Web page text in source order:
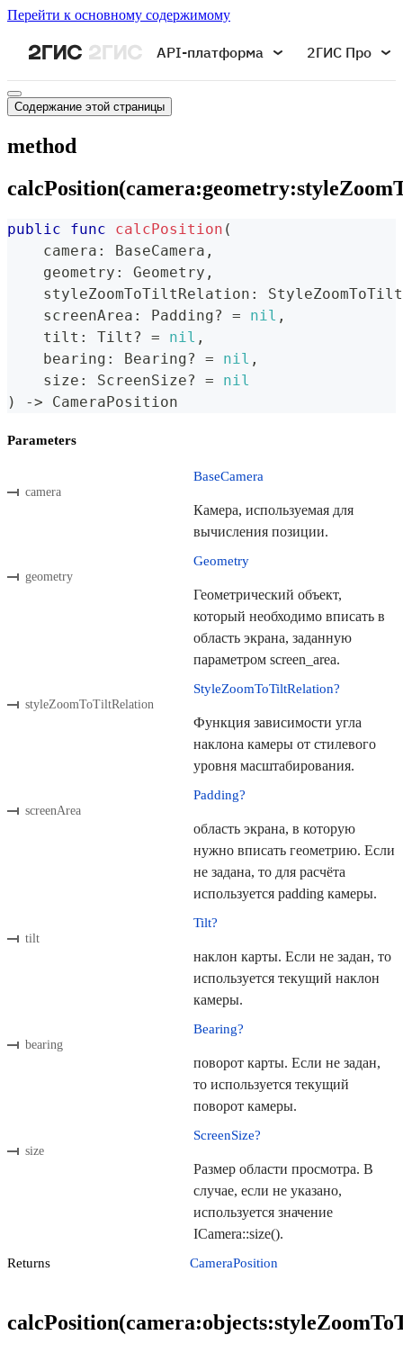
Перейти к основному содержимому
API-платформа 2ГИС Про
Содержание этой страницы
method
public func calcPosition (
    camera
: BaseCamera ,
    geometry
: Geometry ,
    styleZoomToTiltRelation
:
    screenArea
: Padding? = nil ,
    tilt
: Tilt ? = nil ,
    bearing
: Bearing? = nil ,
    size
: ScreenSize? =
nil
)
-> CameraPosition
Parameters
camera
BaseCamera
Камера, используемая для
вычисления позиции.
geometry
Geometry
Геометрический объект,
который необходимо вписать в
область экрана, заданную
параметром screen_area.
styleZoomToTiltRelation
StyleZoomToTiltRelation?
Функция зависимости угла
наклона камеры от стилевого
уровня масштабирования.
screenArea
Padding?
область экрана, в которую
нужно вписать геометрию. Если
не задана, то для расчёта
используется padding камеры.
tilt
Tilt?
наклон карты. Если не задан, то
используется текущий наклон
камеры.
bearing
Bearing?
поворот карты. Если не задан,
то используется текущий
поворот камеры.
size
ScreenSize?
Размер области просмотра. В
случае, если не указано,
используется значение
ICamera::size().
Returns CameraPosition